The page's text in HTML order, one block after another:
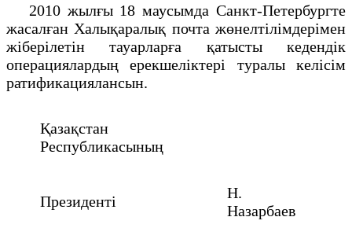
2010 жылғы 18 маусымда Санкт-Петербургте
жасалған Халықаралық почта жөнелтілімдерімен
жіберілетін тауарларға қатысты кедендік
операциялардың ерекшеліктері туралы келісім
ратификациялансын.
Қазақстан
Республикасының
Президенті
Н.
Назарбаев